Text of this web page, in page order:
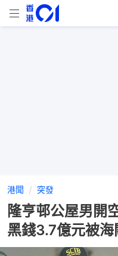
港聞 突發
隆亨邨公屋男
黑錢3.7億元被海